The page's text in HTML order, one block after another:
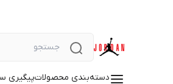
دسته‌بندی محصولاتپیگیری